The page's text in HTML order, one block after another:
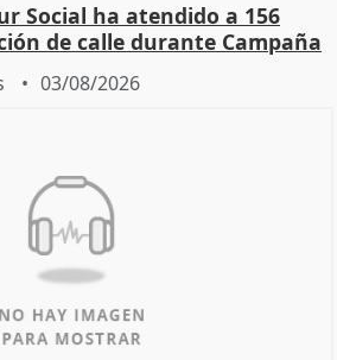
Social ha atendido a 156
de calle durante Campaña
03/08/2026